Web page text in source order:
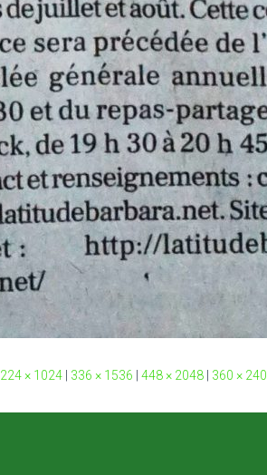
224 × 1024 336 × 1536 448 × 2048 360 × 240